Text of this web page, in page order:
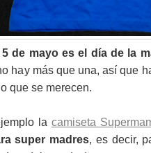
de mayo es el día de la
hay más que una, así que
que se merecen.
la camiseta
super madres, es decir,